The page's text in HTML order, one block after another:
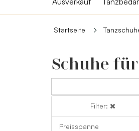
Startseite
Schuhe
Filter:
Preisspanne